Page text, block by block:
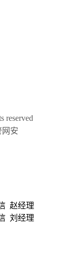
reserved
网安
赵经理
刘经理